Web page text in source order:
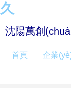
久
沈陽萬創
首頁 企業